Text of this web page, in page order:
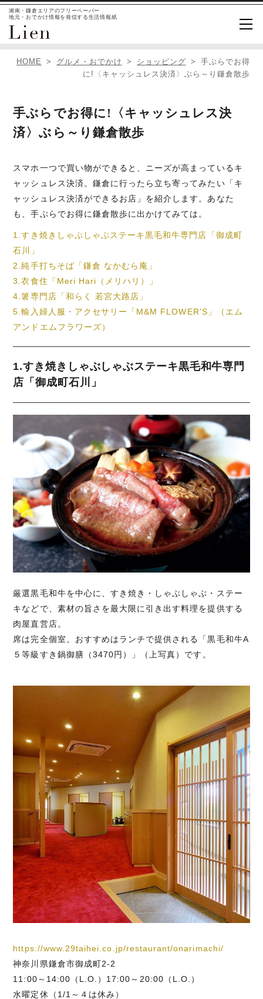
湘南・鎌倉エリアのフリーペーパー
地元・おでかけ情報を発信する生活情報紙
HOME グルメ・おでかけ ショッピング
手ぶらでお得
に!〈キャッシュレス決済〉ぶら～り鎌倉散歩
手ぶらでお得に!〈キャッシュレス決
済〉ぶら～り鎌倉散歩
スマホ一つで買い物ができると、ニーズが高まっているキ
ャッシュレス決済。鎌倉に行ったら立ち寄ってみたい「キ
ャッシュレス決済ができるお店」を紹介します。あなた
も、手ぶらでお得に鎌倉散歩に出かけてみては。
1.すき焼きしゃぶしゃぶステーキ黒毛和牛専門店「御成町
石川」
2.純手打ちそば「鎌倉 なかむら庵」
3.衣食住「Meri Hari（メリハリ）」
4.箸専門店「和らく 若宮大路店」
5.輸入婦人服・アクセサリー「M&M FLOWER’S」（エム
アンドエムフラワーズ）
1.すき焼きしゃぶしゃぶステーキ黒毛和牛専門
店「御成町石川」
厳選黒毛和牛を中心に、すき焼き・しゃぶしゃぶ・ステー
キなどで、素材の旨さを最大限に引き出す料理を提供する
肉屋直営店。
席は完全個室。おすすめはランチで提供される「黒毛和牛A
５等級すき鍋御膳（3470円）」（上写真）です。
https://www.29taihei.co.jp/restaurant/onarimachi/
神奈川県鎌倉市御成町2-2
11:00～14:00（L.O.）17:00～20:00（L.O.）
水曜定休（1/1～４は休み）